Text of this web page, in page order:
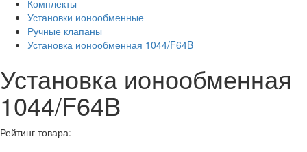
Комплекты
Установки ионообменные
Ручные клапаны
Установка ионообменная 1044/F64B
Установка ионообменная
1044/F64B
Рейтинг товара: